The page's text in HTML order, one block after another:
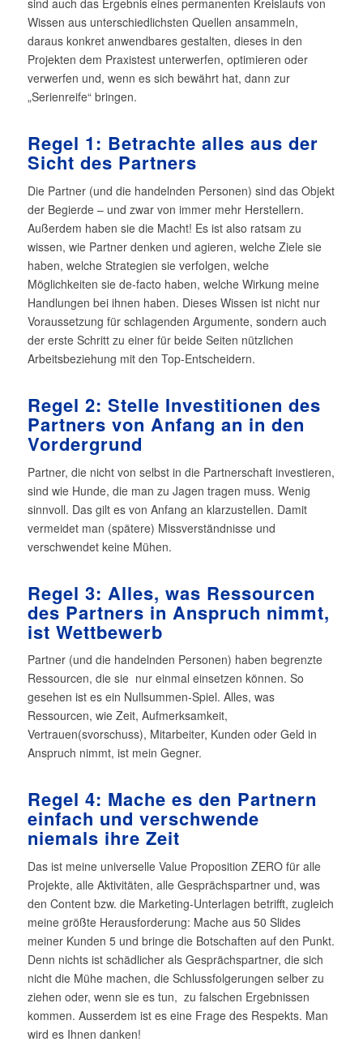
Wissen aus unterschiedlichsten Quellen ansammeln,
daraus konkret anwendbares gestalten, dieses in den
Projekten dem Praxistest unterwerfen, optimieren oder
verwerfen und, wenn es sich bewährt hat, dann zur
„Serienreife“ bringen.
Regel 1: Betrachte alles aus der
Sicht des Partners
Die Partner (und die handelnden Personen) sind das Objekt
der Begierde – und zwar von immer mehr Herstellern.
Außerdem haben sie die Macht! Es ist also ratsam zu
wissen, wie Partner denken und agieren, welche Ziele sie
haben, welche Strategien sie verfolgen, welche
Möglichkeiten sie de-facto haben, welche Wirkung meine
Handlungen bei ihnen haben. Dieses Wissen ist nicht nur
Voraussetzung für schlagenden Argumente, sondern auch
der erste Schritt zu einer für beide Seiten nützlichen
Arbeitsbeziehung mit den Top-Entscheidern.
Regel 2: Stelle Investitionen des
Partners von Anfang an in den
Vordergrund
Partner, die nicht von selbst in die Partnerschaft investieren,
sind wie Hunde, die man zu Jagen tragen muss. Wenig
sinnvoll. Das gilt es von Anfang an klarzustellen. Damit
vermeidet man (spätere) Missverständnisse und
verschwendet keine Mühen.
Regel 3: Alles, was Ressourcen
des Partners in Anspruch nimmt,
ist Wettbewerb
Partner (und die handelnden Personen) haben begrenzte
Ressourcen, die sie nur einmal einsetzen können. So
gesehen ist es ein Nullsummen-Spiel. Alles, was
Ressourcen, wie Zeit, Aufmerksamkeit,
Vertrauen(svorschuss), Mitarbeiter, Kunden oder Geld in
Anspruch nimmt, ist mein Gegner.
Regel 4: Mache es den Partnern
einfach und verschwende
niemals ihre Zeit
Das ist meine universelle Value Proposition ZERO für alle
Projekte, alle Aktivitäten, alle Gesprächspartner und, was
den Content bzw. die Marketing-Unterlagen betrifft, zugleich
meine größte Herausforderung: Mache aus 50 Slides
meiner Kunden 5 und bringe die Botschaften auf den Punkt.
Denn nichts ist schädlicher als Gesprächspartner, die sich
nicht die Mühe machen, die Schlussfolgerungen selber zu
ziehen oder, wenn sie es tun, zu falschen Ergebnissen
kommen. Ausserdem ist es eine Frage des Respekts. Man
wird es Ihnen danken!